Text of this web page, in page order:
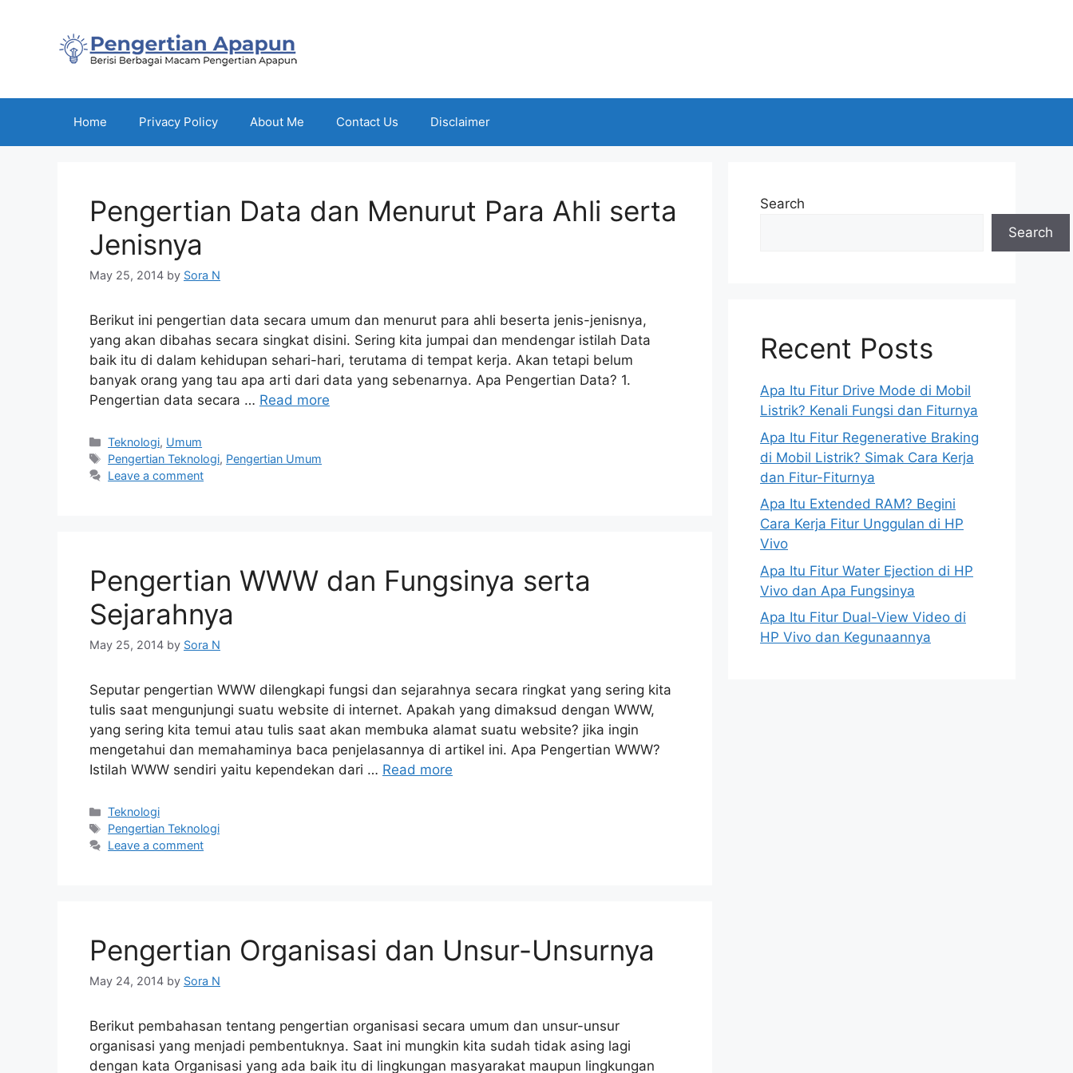
Home Privacy Policy About Me Contact Us Disclaimer
Pengertian Data dan Menurut Para Ahli serta
Jenisnya
May 25, 2014 by Sora N
Berikut ini pengertian data secara umum dan menurut para ahli beserta jenis-jenisnya,
yang akan dibahas secara singkat disini. Sering kita jumpai dan mendengar istilah Data
baik itu di dalam kehidupan sehari-hari, terutama di tempat kerja. Akan tetapi belum
banyak orang yang tau apa arti dari data yang sebenarnya. Apa Pengertian Data? 1.
Pengertian data secara … Read more
Categories
Teknologi, Umum
Tags
Pengertian Teknologi, Pengertian Umum
Leave a comment
Pengertian WWW dan Fungsinya serta
Sejarahnya
May 25, 2014 by Sora N
Seputar pengertian WWW dilengkapi fungsi dan sejarahnya secara ringkat yang sering kita
tulis saat mengunjungi suatu website di internet. Apakah yang dimaksud dengan WWW,
yang sering kita temui atau tulis saat akan membuka alamat suatu website? jika ingin
mengetahui dan memahaminya baca penjelasannya di artikel ini. Apa Pengertian WWW?
Istilah WWW sendiri yaitu kependekan dari … Read more
Categories
Teknologi
Tags
Pengertian Teknologi
Leave a comment
Pengertian Organisasi dan Unsur-Unsurnya
May 24, 2014 by Sora N
Berikut pembahasan tentang pengertian organisasi secara umum dan unsur-unsur
organisasi yang menjadi pembentuknya. Saat ini mungkin kita sudah tidak asing lagi
dengan kata Organisasi yang ada baik itu di lingkungan masyarakat maupun lingkungan
Search
Search
Recent Posts
Apa Itu Fitur Drive Mode di Mobil
Listrik? Kenali Fungsi dan Fiturnya
Apa Itu Fitur Regenerative Braking
di Mobil Listrik? Simak Cara Kerja
dan Fitur-Fiturnya
Apa Itu Extended RAM? Begini
Cara Kerja Fitur Unggulan di HP
Vivo
Apa Itu Fitur Water Ejection di HP
Vivo dan Apa Fungsinya
Apa Itu Fitur Dual-View Video di
HP Vivo dan Kegunaannya